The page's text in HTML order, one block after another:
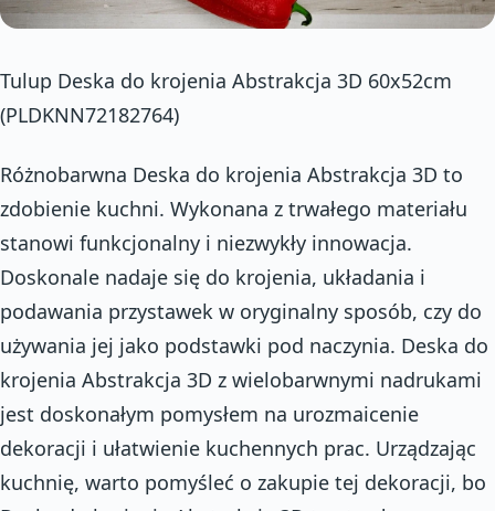
Tulup Deska do krojenia Abstrakcja 3D 60x52cm
(PLDKNN72182764)
Różnobarwna Deska do krojenia Abstrakcja 3D to
zdobienie kuchni. Wykonana z trwałego materiału
stanowi funkcjonalny i niezwykły innowacja.
Doskonale nadaje się do krojenia, układania i
podawania przystawek w oryginalny sposób, czy do
używania jej jako podstawki pod naczynia. Deska do
krojenia Abstrakcja 3D z wielobarwnymi nadrukami
jest doskonałym pomysłem na urozmaicenie
dekoracji i ułatwienie kuchennych prac. Urządzając
kuchnię, warto pomyśleć o zakupie tej dekoracji, bo